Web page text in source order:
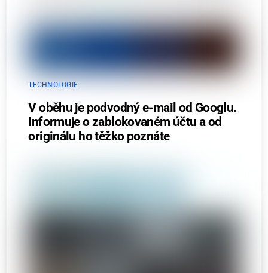
TECHNOLOGIE
V oběhu je podvodný e-mail od Googlu.
Informuje o zablokovaném účtu a od
originálu ho těžko poznáte